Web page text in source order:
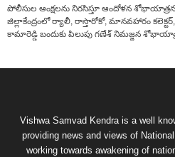
పోలీసుల ఆంక్షలను నిరసిస్తూ ఆందోళన
జిల్లాకేంద్రంలో ర్యాలీ, రాస్తారోకో, మానవహారం
కామారెడ్డి బందుకు పిలుపు గణేశ్‌ నిమజ్జన
Vishwa Samvad Kendra is a well
providing news and views of
working towards awakening of